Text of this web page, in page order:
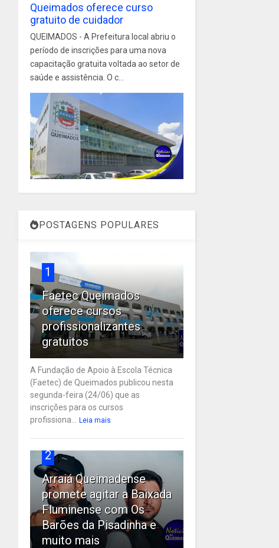
Queimados oferece curso
gratuito de cuidador
QUEIMADOS - A Prefeitura local abriu o
período de inscrições para uma nova
capacitação gratuita voltada ao setor de
saúde e assistência. O c...
POSTAGENS POPULARES
1
Faetec Queimados
oferece cursos
profissionalizantes
gratuitos
A Fundação de Apoio à Escola Técnica
(Faetec) de Queimados publicou nesta
segunda-feira (24/06) que as
inscrições para os cursos
profissiona...
Leia mais
2
Arraiá Queimadense
promete agitar a Baixada
Fluminense com Os
Barões da Pisadinha e
muito mais